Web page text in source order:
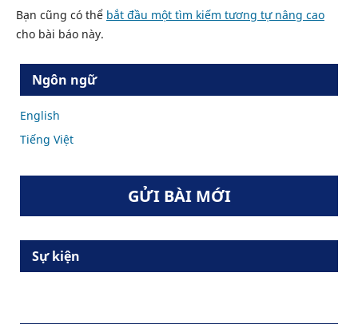
Bạn cũng có thể bắt đầu một tìm kiếm tương tự nâng cao
cho bài báo này.
Ngôn ngữ
English
Tiếng Việt
GỬI BÀI MỚI
Sự kiện